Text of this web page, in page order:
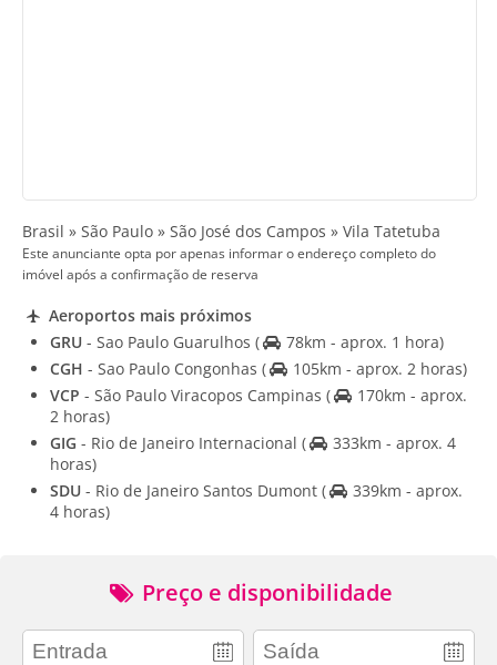
Brasil » São Paulo » São José dos Campos » Vila Tatetuba
Este anunciante opta por apenas informar o endereço completo do
imóvel após a confirmação de reserva
Aeroportos mais próximos
GRU - Sao Paulo Guarulhos (
78km - aprox. 1 hora)
CGH - Sao Paulo Congonhas (
105km - aprox. 2 horas)
VCP - São Paulo Viracopos Campinas (
170km - aprox.
2 horas)
GIG - Rio de Janeiro Internacional (
333km - aprox. 4
horas)
SDU - Rio de Janeiro Santos Dumont (
339km - aprox.
4 horas)
Preço e disponibilidade